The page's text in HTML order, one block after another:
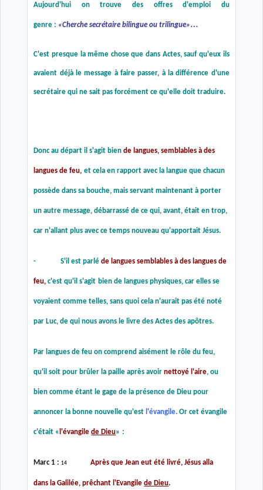
Aujourd'hui on trouve des offres d'emploi du
genre : «Cherche secrétaire bilingue ou trilingue»…
C'est presque la même chose que dans Actes, sauf qu'eux ils
avaient déjà le message à faire passer, à la différence d'une
secrétaire qui ne sait pas forcément ce qu'elle doit traduire.
Donc au départ il s'agit biende langues, semblables à des
langues de feu, et cela en rapport avec la langue que chacun
possède dans sa bouche, mais servant maintenant à porter
un autre message, débarrassé de ce qui, avant, était en trop,
car n'allant plus avec ce temps nouveau qu'apportait Jésus.
- S'il est parléde langues semblables à des langues de
feu,c'est qu'il s'agit bien de langues physiques, car elles se
voyaient comme telles, sans quoi cela n'aurait pas été noté
par Luc, de qui nous avons le livre des Actes des apôtres.
Par langues de feu on comprend aisément le rôle du feu,
qu'il soit pour brûler la paille après avoirnettoyé l'aire, ou
bien comme étant le gage de la présence de Dieu pour
annoncer la bonne nouvelle qu'est l'évangile.Or cet évangile
c'était « l'évangilede Dieu» :
Marc 1 :14 Après que Jean eut été livré, Jésus alla
dans la Galilée, prêchant l'Evangilede Dieu.